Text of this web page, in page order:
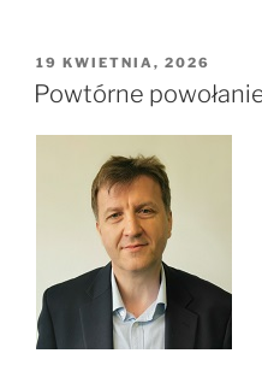
OPUBLIKOWANE
W
19 KWIETNIA, 2026
Powtórne